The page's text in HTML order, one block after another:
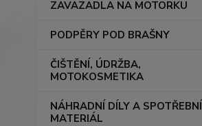
ZAVAZADLA NA MOTORKU
PODPĚRY POD BRAŠNY
ČIŠTĚNÍ, ÚDRŽBA,
MOTOKOSMETIKA
NÁHRADNÍ DÍLY A SPOTŘEBNÍ
MATERIÁL